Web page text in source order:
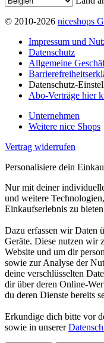
© 2010-2026 niceshops
Impressum und
Datenschutz
Allgemeine
Datenschutz-
Abo-Verträge hier
Unternehmen
Weitere nice Shops
Vertrag widerrufen
Personalisiere dein
Nur mit deiner
und weitere
Einkaufserlebnis zu
Dazu erfassen wir Daten
Geräte. Diese nutzen wir
Website und um dir
sowie zur Analyse der
deine verschlüsselten
dir über deren Online-
du deren Dienste bereits
Erkundige dich bitte vor
sowie in unserer